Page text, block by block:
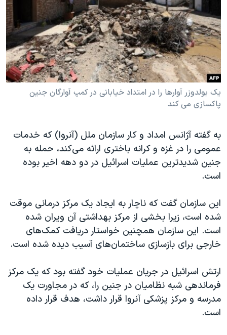
یک بولدوزر آوارها را در امتداد خیابانی در کمپ آوارگان جنین
پاکسازی می کند
به گفته آژانس امداد و کار سازمان ملل (آنروا) که خدمات
عمومی را در غزه و کرانه باختری ارائه می‌کند، حمله به
جنین شدیدترین عملیات اسرائیل در دو دهه اخیر بوده
است.
این سازمان گفت که ناچار به ایجاد یک مرکز درمانی موقت
شده است، زیرا بخشی از مرکز بهداشتی آن ویران شده
است. این سازمان همچنین خواستار دریافت کمک‌های
خارجی برای بازسازی ساختمان‌های آسیب دیده شده است.
ارتش اسرائیل در جریان عملیات خود گفته بود که یک مرکز
فرماندهی شبه نظامیان در جنین را، که در مجاورت یک
مدرسه و مرکز پزشکی آنروا قرار داشت، هدف قرار داده
است.